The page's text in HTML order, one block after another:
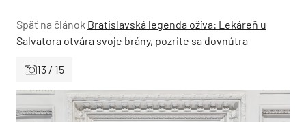
Späť na článok Bratislavská legenda ožíva: Lekáreň u
Salvatora otvára svoje brány, pozrite sa dovnútra
13 / 15